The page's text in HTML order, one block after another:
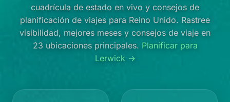
cuadrícula de estado en vivo y consejos de
planificación de viajes para Reino Unido. Rastree
visibilidad, mejores meses y consejos de viaje en
23 ubicaciones principales. Planificar para
Lerwick →